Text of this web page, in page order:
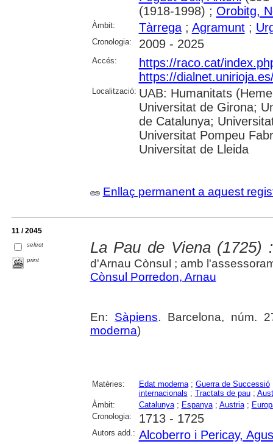
(1918-1998) ; Orobitg,
Àmbit: Tàrrega; Agramunt;
Cronologia: 2009 - 2025
Accés:
https://raco.cat/
https://
Localització: UAB: Humanitats
Universitat de Girona;
de Catalunya;
Universitat Pompeu
Universitat de Lleida
Enllaç permanent a aquest
11 / 2045
select
print
La Pau de Viena (1725)
d'Arnau Cònsul ; amb
Cònsul Porredon, Arnau
En: Sàpiens. Barcelona, núm.
moderna)
Matèries: Edat moderna; Guerra de Successió
internacionals ; Tractats de pau;
Àmbit:
Catalunya; Espanya; Austria;
Cronologia:
1713 - 1725
Autors add.: Alcoberro i Pericay,